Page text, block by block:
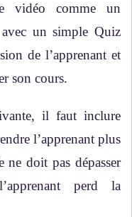
vidéo comme un
un simple Quiz
de l’apprenant et
son cours.
il faut inclure
l’apprenant plus
ne doit pas dépasser
perd la